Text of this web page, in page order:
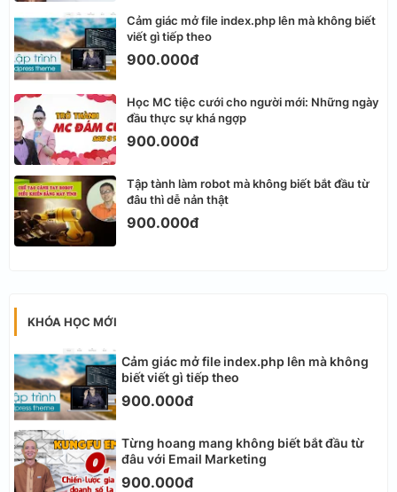
Cảm giác mở file index.php lên mà không biết
viết gì tiếp theo
900.000đ
Học MC tiệc cưới cho người mới: Những ngày
đầu thực sự khá ngợp
900.000đ
Tập tành làm robot mà không biết bắt đầu từ
đâu thì dễ nản thật
900.000đ
KHÓA HỌC MỚI
Cảm giác mở file index.php lên mà không
biết viết gì tiếp theo
900.000đ
Từng hoang mang không biết bắt đầu từ
đâu với Email Marketing
900.000đ